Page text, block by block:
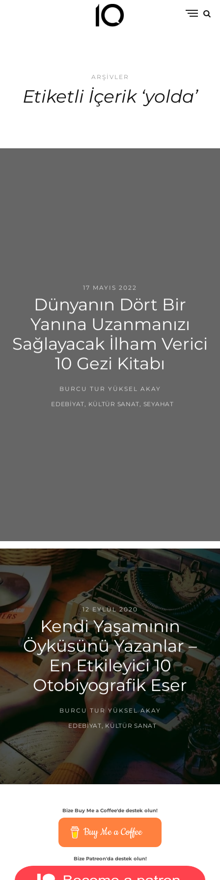
ARŞIVLER
Etiketli İçerik ‘yolda’
17 MAYIS 2022
Dünyanın Dört Bir
Yanına Uzanmanızı
Sağlayacak İlham Verici
10 Gezi Kitabı
BURCU TUR YÜKSEL AKAY
EDEBIYAT KÜLTÜR SANAT SEYAHAT
12 EYLÜL 2020
Kendi Yaşamının
Öyküsünü Yazanlar –
En Etkileyici 10
Otobiyografik Eser
BURCU TUR YÜKSEL AKAY
EDEBIYAT, KÜLTÜR SANAT
Bize Buy Me a Coffee'de destek olun!
Buy Me a Coffee
Bize Patreon'da destek olun!